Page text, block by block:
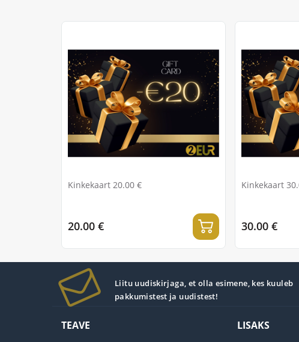
Kinkekaart 20.00 €
20.00 €
Kinkekaart
30.00 €
Liitu uudiskirjaga, et olla esimene, kes kuuleb
pakkumistest ja uudistest!
TEAVE LISAKS